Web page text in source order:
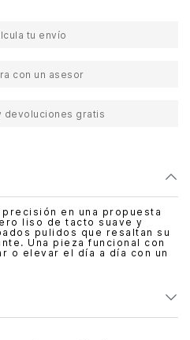
tu envío
con un asesor
devoluciones gratis
en una propuesta
liso de tacto suave y
pulidos que resaltan su
Una pieza funcional con
o elevar el día a día con un